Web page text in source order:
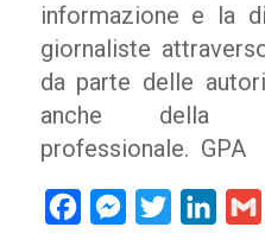
informazione e la
giornaliste
da parte delle
anche della
professionale. GPA
FacebookMessenger
Twitter